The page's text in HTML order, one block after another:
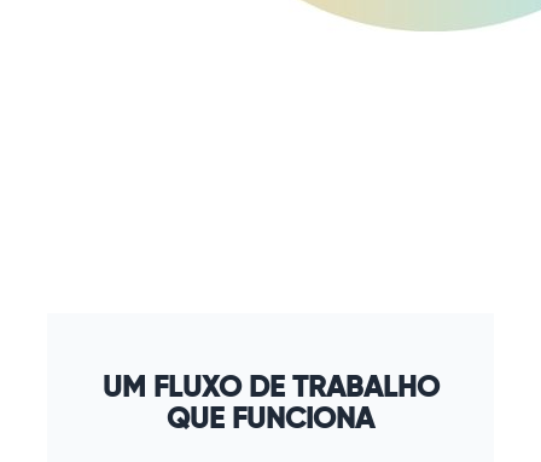
UM FLUXO DE TRABALHO
QUE FUNCIONA